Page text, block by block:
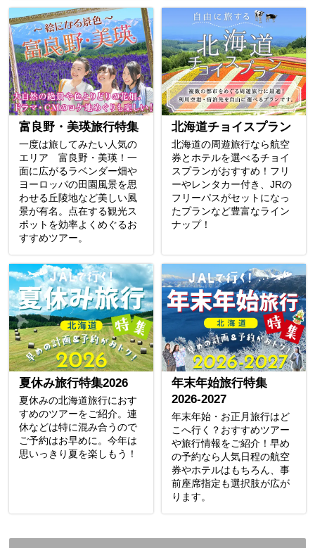
富良野・美瑛旅行特集
一度は旅してみたい人気の
エリア 富良野・美瑛！一
面に広がるラベンダー畑や
ヨーロッパの田園風景を思
わせる丘陵地など美しい風
景が有名。点在する観光ス
ポットを効率よくめぐるお
すすめツアー。
北海道チョイスプラン
北海道の周遊旅行なら航空
券とホテルを選べるチョイ
スプランがおすすめ！フリ
ーやレンタカー付き、JRの
フリーパスがセットになっ
たプランなど豊富なライン
ナップ！
夏休み旅行特集2026
夏休みの北海道旅行におす
すめのツアーをご紹介。連
休などは特に混み合うので
ご予約はお早めに。今年は
思いっきり夏を楽しもう！
年末年始旅行特集
2026-2027
年末年始・お正月旅行はど
こへ行く？おすすめツアー
や旅行情報をご紹介！早め
の予約なら人気日程の航空
券やホテルはもちろん、事
前座席指定も選択肢が広が
ります。